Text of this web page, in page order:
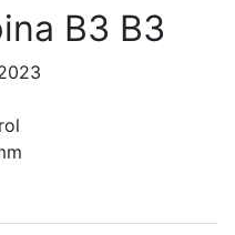
B3 B3